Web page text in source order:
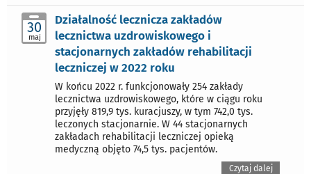
30
maj
Działalność lecznicza zakładów
lecznictwa uzdrowiskowego i
stacjonarnych zakładów rehabilitacji
leczniczej w 2022 roku
W końcu 2022 r. funkcjonowały 254 zakłady
lecznictwa uzdrowiskowego, które w ciągu roku
przyjęły 819,9 tys. kuracjuszy, w tym 742,0 tys.
leczonych stacjonarnie. W 44 stacjonarnych
zakładach rehabilitacji leczniczej opieką
medyczną objęto 74,5 tys. pacjentów.
Czytaj dalej